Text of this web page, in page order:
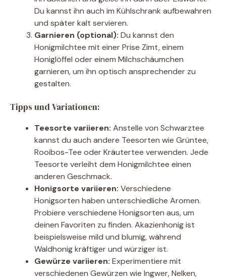
Du kannst ihn auch im Kühlschrank aufbewahren
und später kalt servieren.
Garnieren (optional): Du kannst den
Honigmilchtee mit einer Prise Zimt, einem
Honiglöffel oder einem Milchschäumchen
garnieren, um ihn optisch ansprechender zu
gestalten.
Tipps und Variationen:
Teesorte variieren: Anstelle von Schwarztee
kannst du auch andere Teesorten wie Grüntee,
Rooibos-Tee oder Kräutertee verwenden. Jede
Teesorte verleiht dem Honigmilchtee einen
anderen Geschmack.
Honigsorte variieren: Verschiedene
Honigsorten haben unterschiedliche Aromen.
Probiere verschiedene Honigsorten aus, um
deinen Favoriten zu finden. Akazienhonig ist
beispielsweise mild und blumig, während
Waldhonig kräftiger und würziger ist.
Gewürze variieren: Experimentiere mit
verschiedenen Gewürzen wie Ingwer, Nelken,